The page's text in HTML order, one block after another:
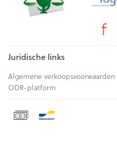
Juridische links
Algemene verkoopsvoorwaarden
ODR-platform